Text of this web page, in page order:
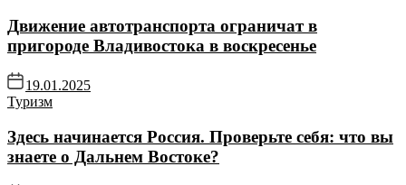
Движение автотранспорта ограничат в
пригороде Владивостока в воскресенье
19.01.2025
Туризм
Здесь начинается Россия. Проверьте себя: что вы
знаете о Дальнем Востоке?